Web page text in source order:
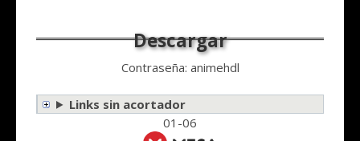
Contraseña: animehdl
Links sin acortador
01-06